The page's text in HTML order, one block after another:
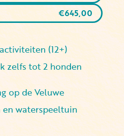
€645,00
(12+)
zelfs tot 2 honden
op de Veluwe
waterspeeltuin